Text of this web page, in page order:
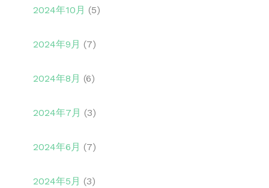
2024年10月 (5)
2024年9月 (7)
2024年8月 (6)
2024年7月 (3)
2024年6月 (7)
2024年5月 (3)